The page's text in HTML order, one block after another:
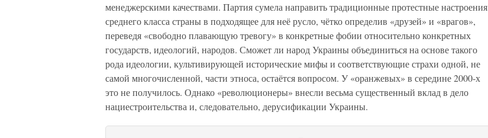
менеджерскими качествами. Партия сумела направить традиционные протестные настроения
среднего класса страны в подходящее для неё русло, чётко определив «друзей» и «врагов»,
переведя «свободно плавающую тревогу» в конкретные фобии относительно конкретных
государств, идеологий, народов. Сможет ли народ Украины объединиться на основе такого
рода идеологии, культивирующей исторические мифы и соответствующие страхи одной, не
самой многочисленной, части этноса, остаётся вопросом. У «оранжевых» в середине 2000-х
это не получилось. Однако «революционеры» внесли весьма существенный вклад в дело
нациестроительства и, следовательно, дерусификации Украины.